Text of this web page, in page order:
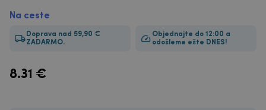
Na ceste
Doprava nad 59,90 €
ZADARMO.
Objednajte do 12:00 a
odošleme ešte DNES!
8.31 €